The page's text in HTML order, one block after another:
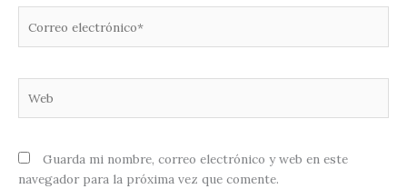
electrónico*
Guarda mi nombre, correo electrónico y web en este
navegador para la próxima vez que comente.